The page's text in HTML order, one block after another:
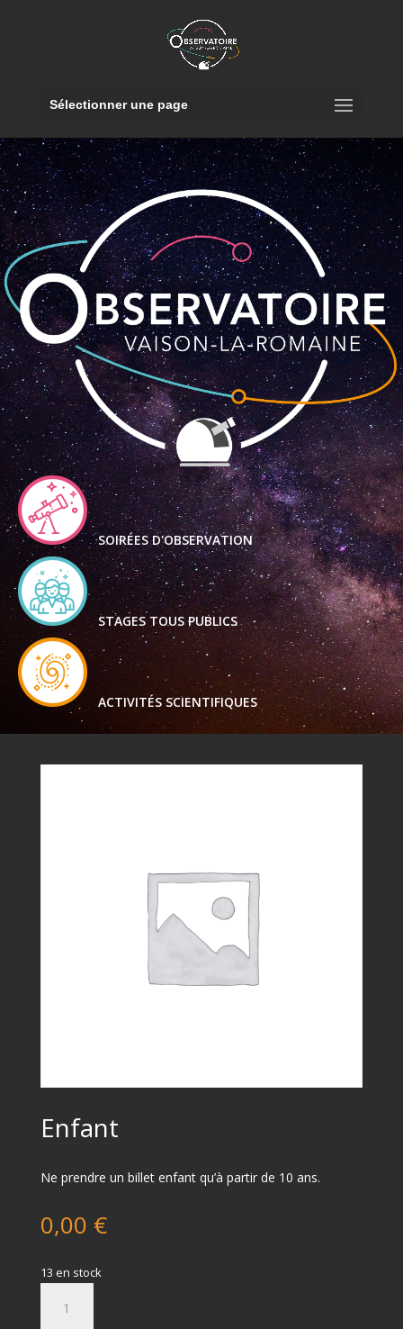
Sélectionner une page
SOIRÉES D'OBSERVATION
STAGES TOUS PUBLICS
ACTIVITÉS SCIENTIFIQUES
Enfant
Ne prendre un billet enfant qu’à partir de 10 ans.
0,00 €
13 en stock